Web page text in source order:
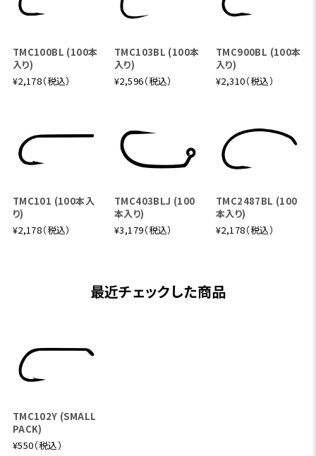
TMC100BL (100本
入り)
¥2,178（税込）
TMC103BL (100本
入り)
¥2,596（税込）
TMC900BL (100本
入り)
¥2,310（税込）
TMC101 (100本入
り)
¥2,178（税込）
TMC403BLJ (100
本入り)
¥3,179（税込）
TMC2487BL (100
本入り)
¥2,178（税込）
最近チェックした商品
TMC102Y (SMALL
PACK)
¥550（税込）